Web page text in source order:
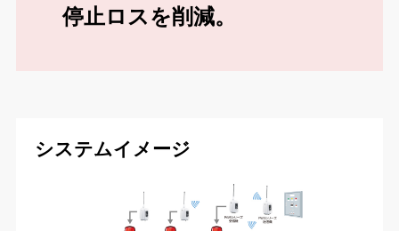
停止ロスを削減。
システムイメージ